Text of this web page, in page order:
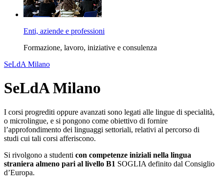
Enti, aziende e professioni
Formazione, lavoro, iniziative e consulenza
SeLdA Milano
SeLdA Milano
I corsi progrediti oppure avanzati sono legati alle lingue di specialità,
o microlingue, e si pongono come obiettivo di fornire
l’approfondimento dei linguaggi settoriali, relativi al percorso di
studi cui tali corsi afferiscono.
Si rivolgono a studenti con competenze iniziali nella lingua
straniera almeno pari al livello B1 SOGLIA definito dal Consiglio
d’Europa.